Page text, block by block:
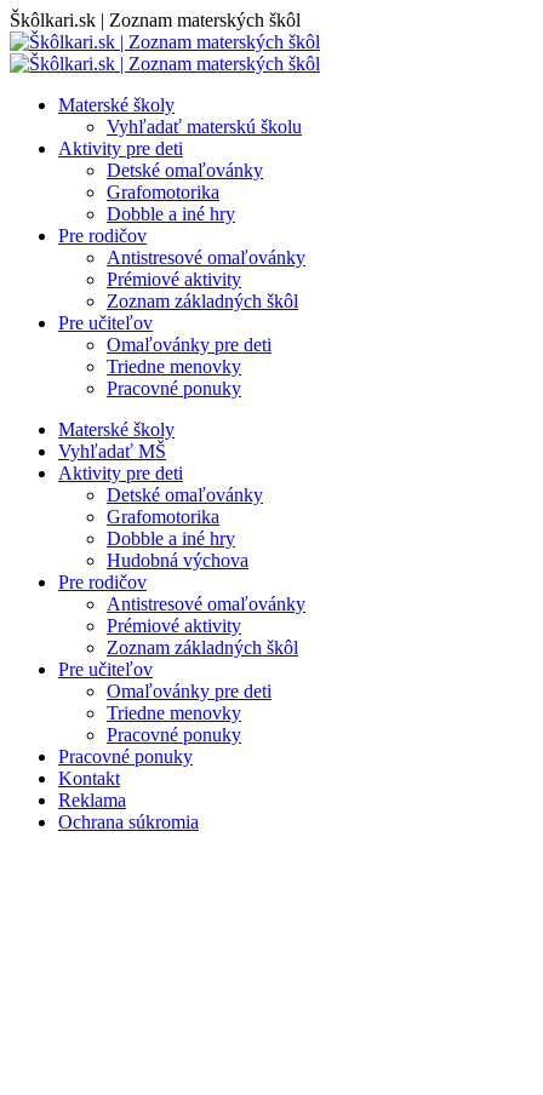
Skip
to
content
Škôlkari.sk | Zoznam materských škôl
Materské školy
Vyhľadať materskú školu
Aktivity pre deti
Detské omaľovánky
Grafomotorika
Dobble a iné hry
Pre rodičov
Antistresové omaľovánky
Prémiové aktivity
Zoznam základných škôl
Pre učiteľov
Omaľovánky pre deti
Triedne menovky
Pracovné ponuky
Materské školy
Vyhľadať MŠ
Aktivity pre deti
Detské omaľovánky
Grafomotorika
Dobble a iné hry
Hudobná výchova
Pre rodičov
Antistresové omaľovánky
Prémiové aktivity
Zoznam základných škôl
Pre učiteľov
Omaľovánky pre deti
Triedne menovky
Pracovné ponuky
Pracovné ponuky
Kontakt
Reklama
Ochrana súkromia